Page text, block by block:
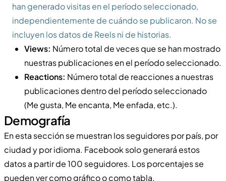
han generado visitas en el período seleccionado,
independientemente de cuándo se publicaron. No se
incluyen los datos de Reels ni de historias.
Views: Número total de veces que se han mostrado
nuestras publicaciones en el período seleccionado.
Reactions: Número total de reacciones a nuestras
publicaciones dentro del período seleccionado
(Me gusta, Me encanta, Me enfada, etc.).
Demografía
En esta sección se muestran los seguidores por país, por
ciudad y por idioma. Facebook solo generará estos
datos a partir de 100 seguidores. Los porcentajes se
pueden ver como gráfico o como tabla.